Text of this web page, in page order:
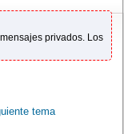
privados. Los